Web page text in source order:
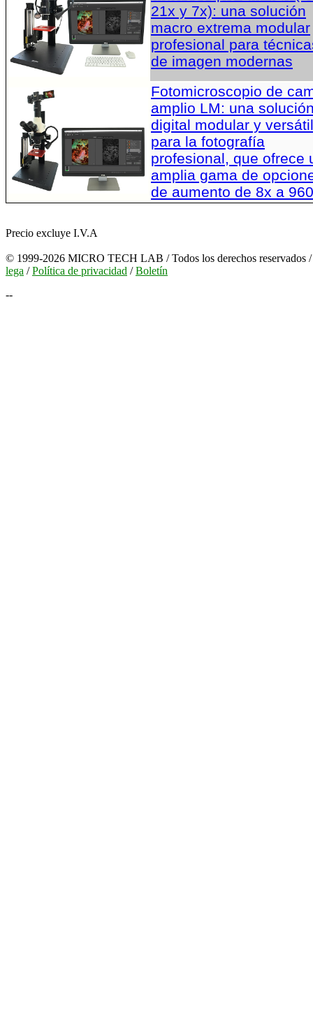
21x y 7x): una solución
macro extrema modular
profesional para
de imagen modernas
Fotomicroscopio de
amplio LM: una
digital modular y versátil
para la fotografía
profesional, que ofrece
amplia gama de
de aumento de 8x a
Precio excluye I.V.A
© 1999-2026 MICRO TECH LAB / Todos los derechos reservados /
lega /Política de privacidad /Boletín
--